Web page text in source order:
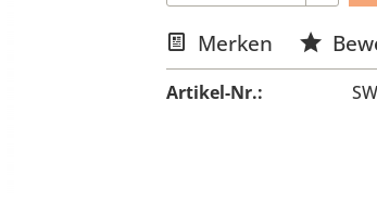
Merken
Artikel-Nr.: